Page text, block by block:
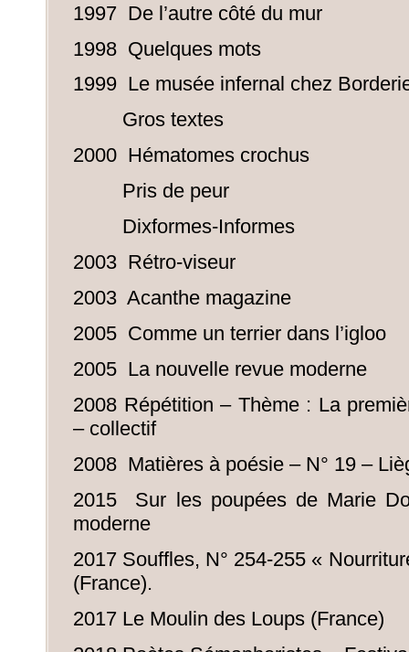
1997 De l’autre côté du mur
1998 Quelques mots
1999 Le musée infernal chez
Gros textes
2000 Hématomes crochus
Pris de peur
Dixformes-Informes
2003 Rétro-viseur
2003 Acanthe magazine
2005 Comme un terrier dans l’igloo
2005 La nouvelle revue moderne
2008 Répétition – Thème : La
– collectif
2008 Matières à poésie – N° 19 –
2015 Sur les poupées de Marie
moderne
2017 Souffles, N° 254-255 «
(France).
2017 Le Moulin des Loups (France)